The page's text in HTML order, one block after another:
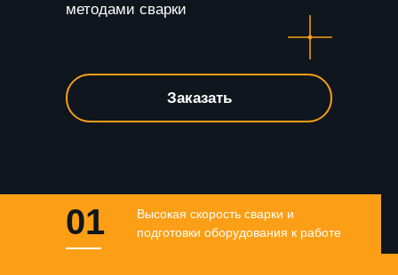
методами сварки
Высокая скорость сварки и
подготовки оборудования к работе
Заказать
01